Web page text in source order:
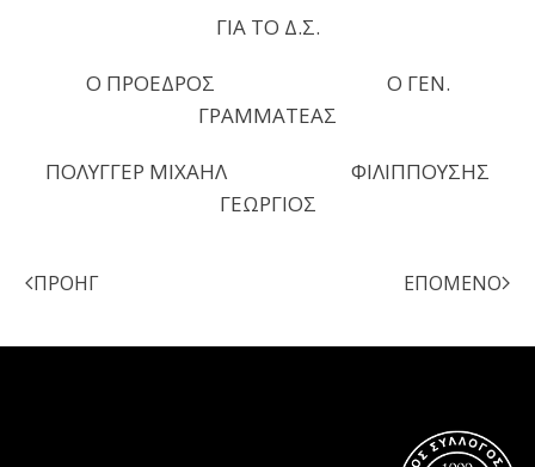
ΓΙΑ ΤΟ Δ.Σ.
Ο ΠΡΟΕΔΡΟΣ Ο ΓΕΝ.
ΓΡΑΜΜΑΤΕΑΣ
ΠΟΛΥΓΓΕΡ ΜΙΧΑΗΛ ΦΙΛΙΠΠΟΥΣΗΣ
ΓΕΩΡΓΙΟΣ
ΠΡΟΗΓ ΕΠΌΜΕΝΟ